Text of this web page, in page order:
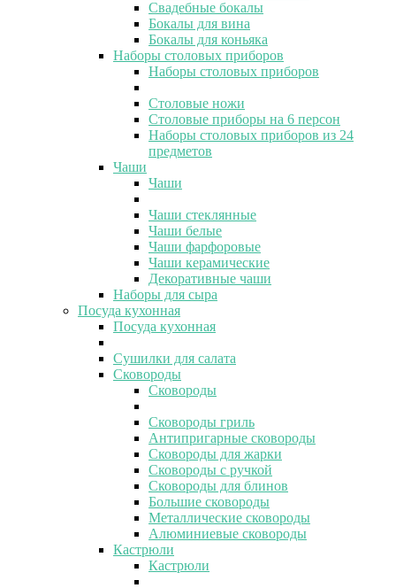
Свадебные бокалы
Бокалы для вина
Бокалы для коньяка
Наборы столовых приборов
Наборы столовых приборов
Столовые ножи
Столовые приборы на 6 персон
Наборы столовых приборов из 24
предметов
Чаши
Чаши
Чаши стеклянные
Чаши белые
Чаши фарфоровые
Чаши керамические
Декоративные чаши
Наборы для сыра
Посуда кухонная
Посуда кухонная
Сушилки для салата
Сковороды
Сковороды
Сковороды гриль
Антипригарные сковороды
Сковороды для жарки
Сковороды с ручкой
Сковороды для блинов
Большие сковороды
Металлические сковороды
Алюминиевые сковороды
Кастрюли
Кастрюли